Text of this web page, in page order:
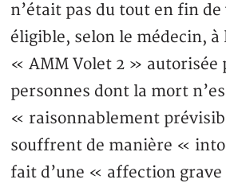
n’était pas du tout en fin de
éligible, selon le médecin, à
« AMM Volet 2 » autorisée
personnes dont la mort
« raisonnablement
souffrent de manière «
fait d’une « affection